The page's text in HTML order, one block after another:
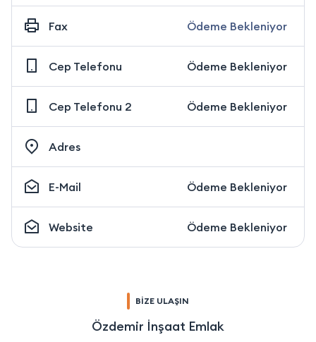
Fax Ödeme Bekleniyor
Cep Telefonu Ödeme Bekleniyor
Cep Telefonu 2 Ödeme Bekleniyor
Adres
E-Mail Ödeme Bekleniyor
Website Ödeme Bekleniyor
BİZE ULAŞIN
Özdemir İnşaat Emlak